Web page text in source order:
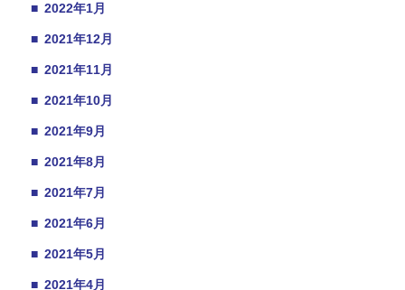
■ 2022年1月
■ 2021年12月
■ 2021年11月
■ 2021年10月
■ 2021年9月
■ 2021年8月
■ 2021年7月
■ 2021年6月
■ 2021年5月
■ 2021年4月